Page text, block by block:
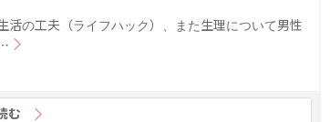
活の工夫（ライフハック）、また生理について男性
む